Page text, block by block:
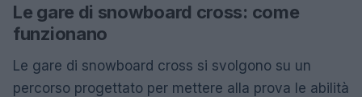
Le gare di snowboard cross: come
funzionano
Le gare di snowboard cross si svolgono su un
percorso progettato per mettere alla prova le abilità